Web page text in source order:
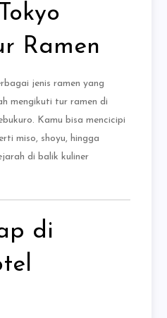
Ramen
jenis ramen yang
mengikuti tur ramen di
Kamu bisa mencicipi
miso, shoyu, hingga
di balik kuliner
di